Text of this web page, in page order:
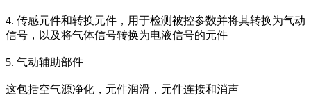
4. 传感元件和转换元件，用于检测被控参数并将其转换为气动
信号，以及将气体信号转换为电液信号的元件
5. 气动辅助部件
这包括空气源净化，元件润滑，元件连接和消声